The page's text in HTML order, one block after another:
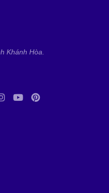
Khánh Hòa.